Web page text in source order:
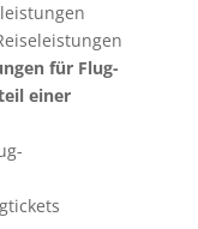
für Flug-
einer